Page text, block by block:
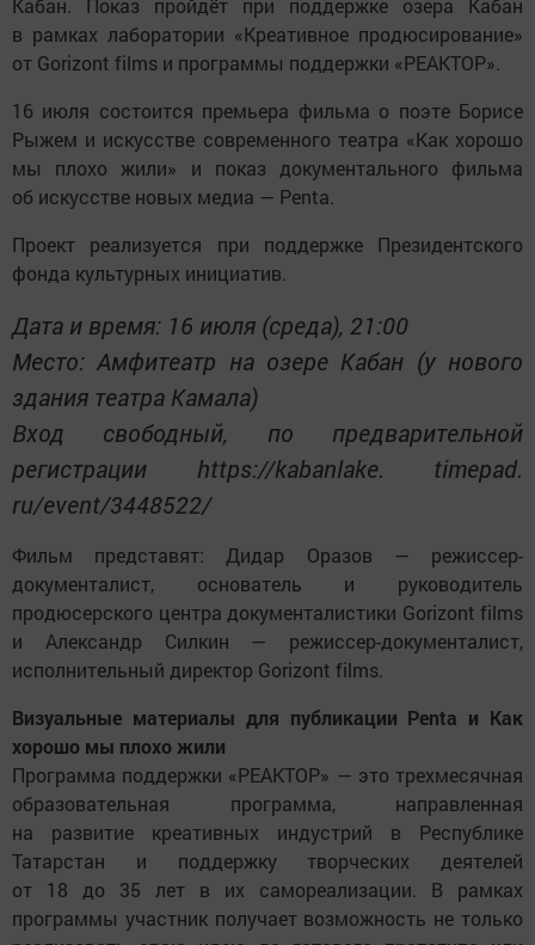
Кабан. Показ пройдёт при поддержке озера Кабан
в рамках лаборатории «Креативное продюсирование»
от Gorizont films и программы поддержки «РЕАКТОР».
16 июля состоится премьера фильма о поэте Борисе
Рыжем и искусстве современного театра «Как хорошо
мы плохо жили» и показ документального фильма
об искусстве новых медиа — Penta.
Проект реализуется при поддержке Президентского
фонда культурных инициатив.
Дата и время: 16 июля (среда), 21:00
Место: Амфитеатр на озере Кабан (у нового
здания театра Камала)
Вход свободный, по предварительной
регистрации https://kabanlake. timepad.
ru/event/3448522/
Фильм представят: Дидар Оразов — режиссер-
документалист, основатель и руководитель
продюсерского центра документалистики Gorizont films
и Александр Силкин — режиссер-документалист,
исполнительный директор Gorizont films.
Визуальные материалы для публикации Penta и Как
хорошо мы плохо жили
Программа поддержки «РЕАКТОР» — это трехмесячная
образовательная программа, направленная
на развитие креативных индустрий в Республике
Татарстан и поддержку творческих деятелей
от 18 до 35 лет в их самореализации. В рамках
программы участник получает возможность не только